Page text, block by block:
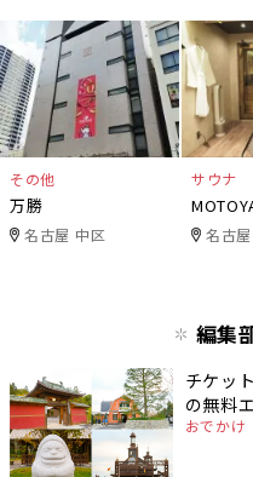
その他
万勝
名古屋 中区
サウナ
名古
編集
チケッ
の無料
おでかけ